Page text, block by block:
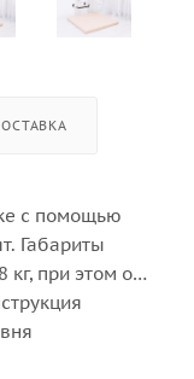
с помощью
Габариты
при этом он